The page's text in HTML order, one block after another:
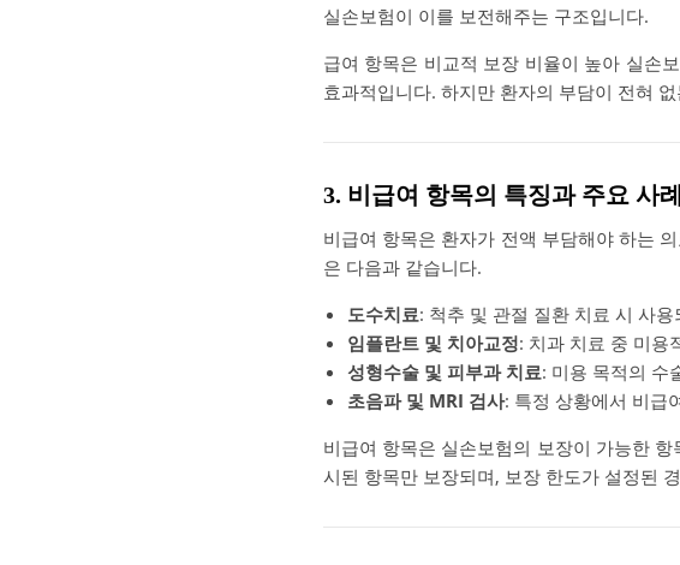
실손보험이 이를 보전해주는 구조입니다.
급여 항목은 비교적 보장 비율이 높아 실손
효과적입니다. 하지만 환자의 부담이 전혀
3. 비급여 항목의 특징과 주요 사례
비급여 항목은 환자가 전액 부담해야 하는
은 다음과 같습니다.
도수치료: 척추 및 관절 질환 치료 시 사
임플란트 및 치아교정: 치과 치료 중 미용
성형수술 및 피부과 치료: 미용 목적의 수
초음파 및 MRI 검사: 특정 상황에서 비급
비급여 항목은 실손보험의 보장이 가능한
시된 항목만 보장되며, 보장 한도가 설정된